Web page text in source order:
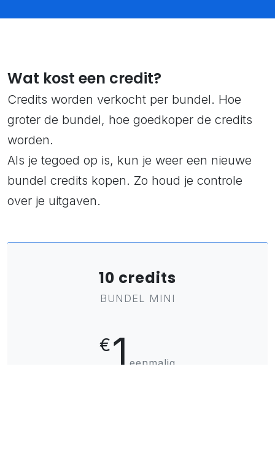
Wat kost een credit?
Credits worden verkocht per bundel. Hoe
groter de bundel, hoe goedkoper de credits
worden.
Als je tegoed op is, kun je weer een nieuwe
bundel credits kopen. Zo houd je controle
over je uitgaven.
10 credits
BUNDEL MINI
€1 eenmalig